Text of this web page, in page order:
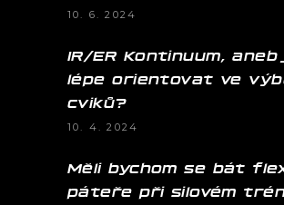
10. 6. 2024
IR/ER Kontinuum,
lépe orientovat ve
cviků?
10. 4. 2024
Měli bychom se bát
páteře při silovém